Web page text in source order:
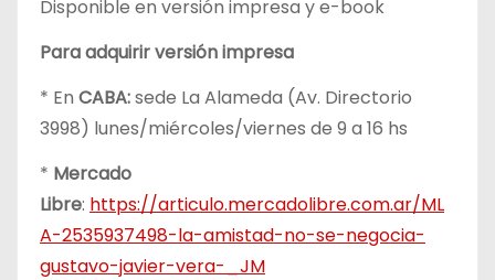
Disponible en versión impresa y e-book
Para adquirir versión impresa
* En CABA:sede La Alameda (Av. Directorio
3998) lunes/miércoles/viernes de 9 a 16 hs
* Mercado
Libre: https://articulo.mercadolibre.com.ar/ML
A-2535937498-la-amistad-no-se-negocia-
gustavo-javier-vera-_JM